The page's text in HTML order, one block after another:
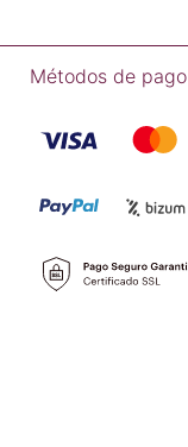
Métodos de pago